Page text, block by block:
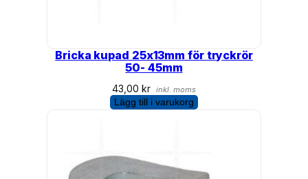
Bricka kupad 25x13mm för tryckrör
50- 45mm
43,00 kr inkl. moms
Lägg till i varukorg